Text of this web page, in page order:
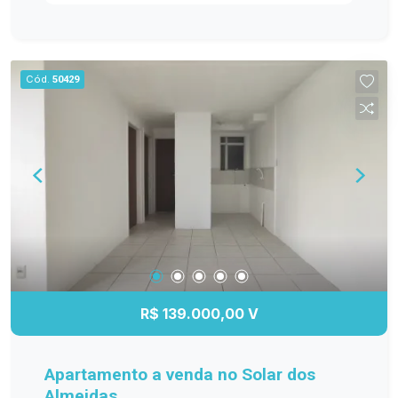
dormitório principal, proporcionando mais
organização e elegância. O banheiro possui box
de vidro, e o quarto principal conta com ar-
condicionado, garantindo maior conforto em
perfeita para reunir a família e os amigos, além
vidro, agregando ainda mais conforto e
valorização ao imóvel. Se você procura um
apartamento moderno, bem equipado e pronto
para receber sua família, esta é a oportunidade
ideal! Entre em contato e agende sua visita!
Cód. 50429
R$ 139.000,00 V
Apartamento a venda no Solar dos